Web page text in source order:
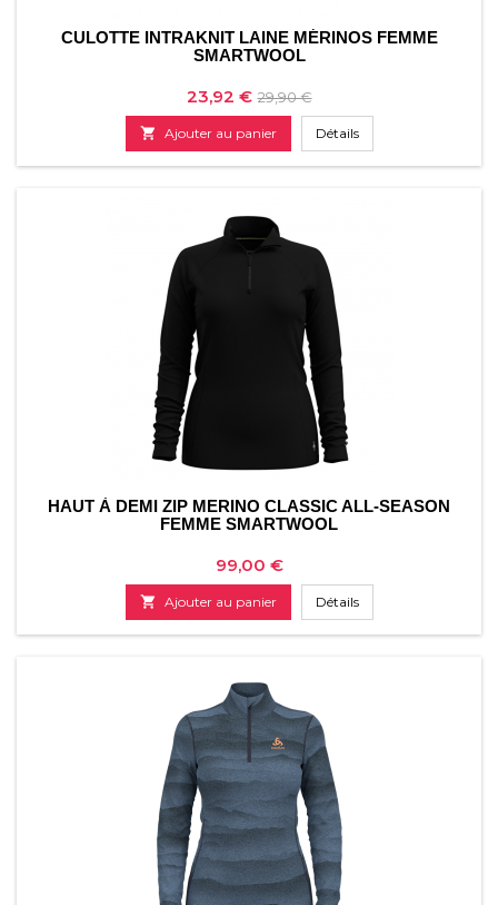
CULOTTE INTRAKNIT LAINE MÉRINOS FEMME
SMARTWOOL
Prix
23,92 € Prix
de
base
29,90 €
 Ajouter au panier Détails
HAUT À DEMI ZIP MERINO CLASSIC ALL-SEASON
FEMME SMARTWOOL
Prix
99,00 €
 Ajouter au panier Détails